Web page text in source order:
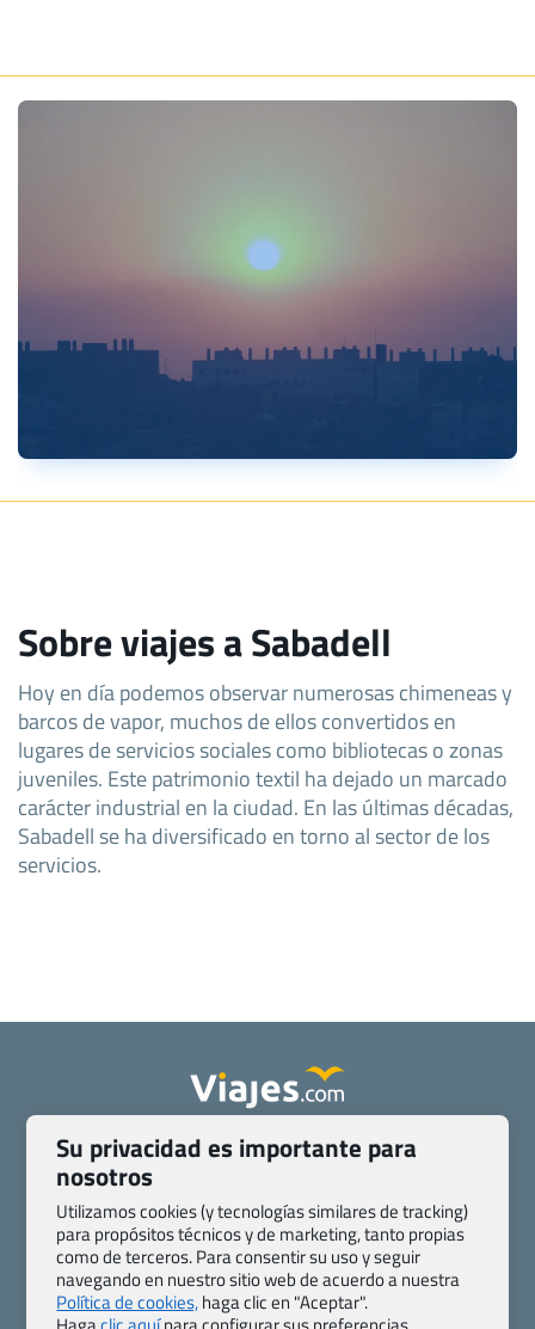
Sobre viajes a Sabadell
Hoy en día podemos observar numerosas chimeneas y
barcos de vapor, muchos de ellos convertidos en
lugares de servicios sociales como bibliotecas o zonas
juveniles. Este patrimonio textil ha dejado un marcado
carácter industrial en la ciudad. En las últimas décadas,
Sabadell se ha diversificado en torno al sector de los
servicios.
Quienes somos
Contacto
Pasaporte, Visado, Salud y otras disposiciones específicas
Blog de Viajes.com
Registro de agencias
Preguntas frecuentes
Condiciones generales
Política de privacidad y cookies
Transparencia
Todas las páginas – sitemap
Su privacidad es importante para
nosotros
Utilizamos cookies (y tecnologías similares de tracking)
para propósitos técnicos y de marketing, tanto propias
como de terceros. Para consentir su uso y seguir
navegando en nuestro sitio web de acuerdo a nuestra
Política de cookies,haga clic en "Aceptar".